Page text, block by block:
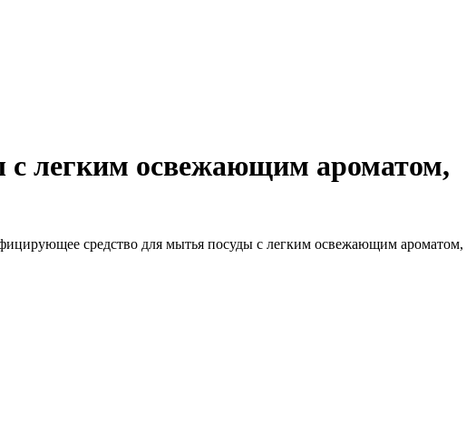
с легким освежающим ароматом,
средство для мытья посуды с легким освежающим ароматом,